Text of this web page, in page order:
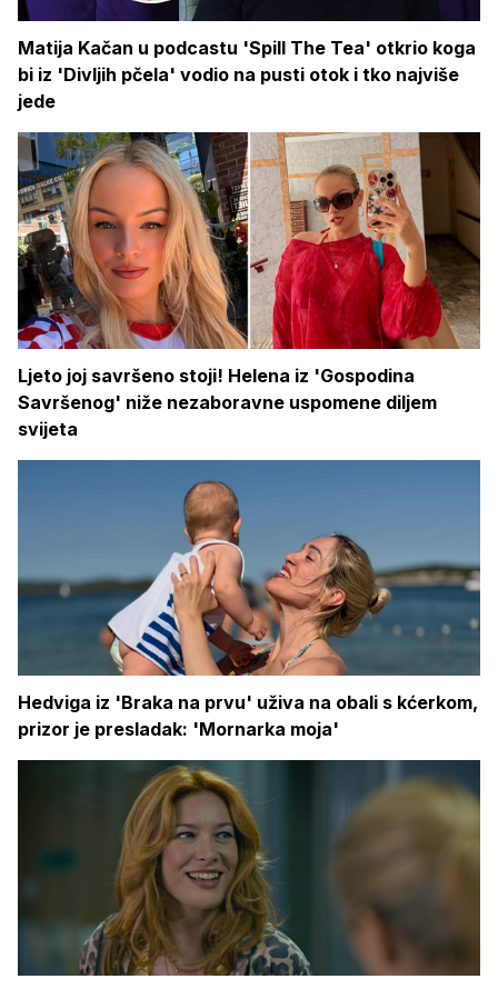
Matija Kačan u podcastu 'Spill The Tea' otkrio koga
bi iz 'Divljih pčela' vodio na pusti otok i tko najviše
jede
Ljeto joj savršeno stoji! Helena iz 'Gospodina
Savršenog' niže nezaboravne uspomene diljem
svijeta
Hedviga iz 'Braka na prvu' uživa na obali s kćerkom,
prizor je presladak: 'Mornarka moja'